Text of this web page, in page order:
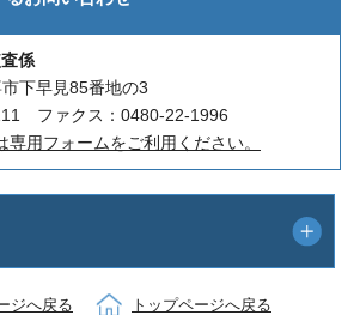
係
下早見85番地の3
ファクス：0480-22-1996
専用フォームをご利用ください。
ジへ戻る トップページへ戻る